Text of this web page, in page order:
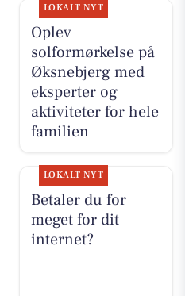
LOKALT NYT
Oplev
solformørkelse på
Øksnebjerg med
eksperter og
aktiviteter for hele
familien
LOKALT NYT
Betaler du for
meget for dit
internet?